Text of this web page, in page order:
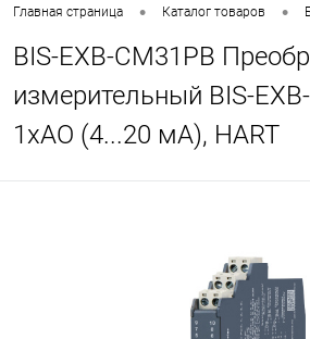
Главная страница • Каталог товаров •
BIS-EXB-CM31PB
измерительный BIS-
1хAO (4...20 мА), HART